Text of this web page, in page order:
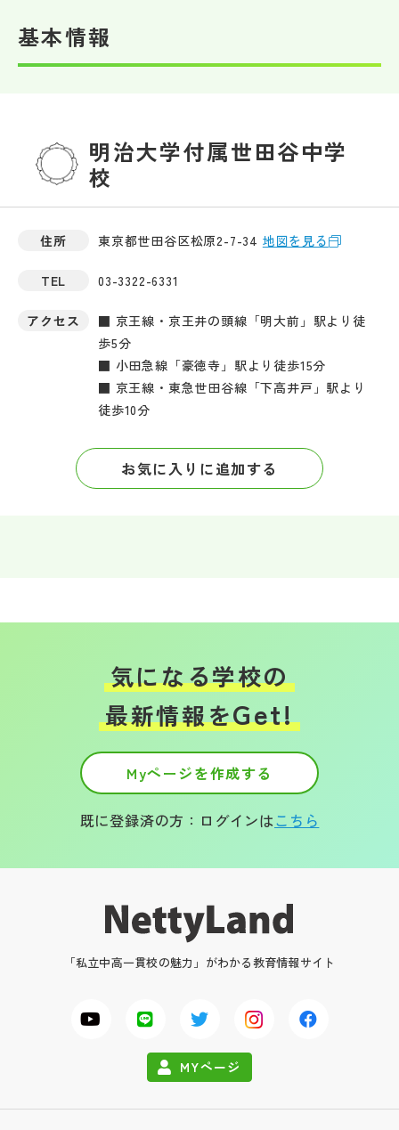
基本情報
明治大学付属世田谷中学
校
住所 東京都世田谷区松原2-7-34 地図を見る
TEL 03-3322-6331
アクセス
■ 京王線・京王井の頭線「明大前」駅より徒
歩5分
■ 小田急線「豪徳寺」駅より徒歩15分
■ 京王線・東急世田谷線「下高井戸」駅より
徒歩10分
お気に入りに追加する
気になる学校の
最新情報をGet!
Myページを作成する
既に登録済の方：ログインはこちら
「私立中高一貫校の魅力」がわかる教育情報サイト
MYページ